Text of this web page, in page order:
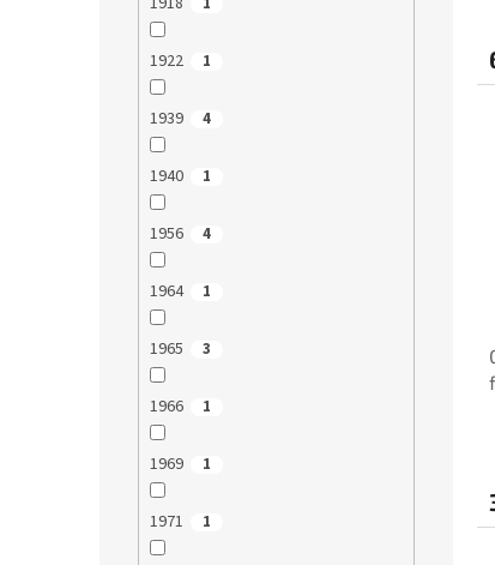
1922 1
1939 4
1940 1
1956 4
1964 1
1965 3
1966 1
1969 1
1971 1